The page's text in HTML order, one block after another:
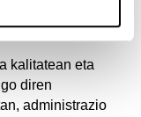
kalitatean eta
diren
administrazio